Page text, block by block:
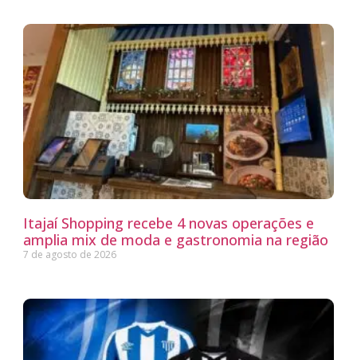
Itajaí Shopping recebe 4 novas operações e
amplia mix de moda e gastronomia na região
7 de agosto de 2026